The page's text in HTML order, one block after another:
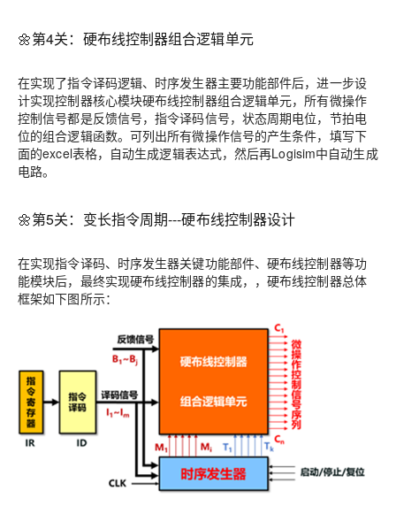
🌼第4关：硬布线控制器组合逻辑单元
在实现了指令译码逻辑、时序发生器主要功能部件后，进一步设
计实现控制器核心模块硬布线控制器组合逻辑单元，所有微操作
控制信号都是反馈信号，指令译码信号，状态周期电位，节拍电
位的组合逻辑函数。可列出所有微操作信号的产生条件，填写下
面的excel表格，自动生成逻辑表达式，然后再Logisim中自动生成
电路。
🌼第5关：变长指令周期---硬布线控制器设计
在实现指令译码、时序发生器关键功能部件、硬布线控制器等功
能模块后，最终实现硬布线控制器的集成，，硬布线控制器总体
框架如下图所示：